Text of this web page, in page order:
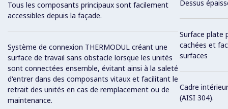
Tous les composants principaux sont facilement
accessibles depuis la façade.
Système de connexion THERMODUL créant une
surface de travail sans obstacle lorsque les unités
sont connectées ensemble, évitant ainsi à la saleté
d'entrer dans des composants vitaux et facilitant le
retrait des unités en cas de remplacement ou de
maintenance.
Dessus
Surface plate
cachées et
surfaces
Cadre
(AISI 304).